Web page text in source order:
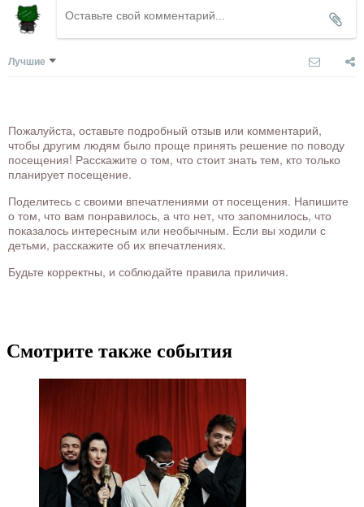
Лучшие
Пожалуйста, оставьте подробный отзыв или комментарий,
чтобы другим людям было проще принять решение по поводу
посещения! Расскажите о том, что стоит знать тем, кто только
планирует посещение.
Поделитесь с своими впечатлениями от посещения. Напишите
о том, что вам понравилось, а что нет, что запомнилось, что
показалось интересным или необычным. Если вы ходили с
детьми, расскажите об их впечатлениях.
Будьте корректны, и соблюдайте правила приличия.
Смотрите также события